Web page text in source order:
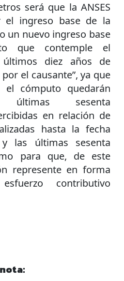
será que la ANSES
el ingreso base de la
un nuevo ingreso base
que contemple el
diez años de
el causante”, ya que
cómputo quedarán
sesenta
en relación de
hasta la fecha
las últimas sesenta
para que, de este
represente en forma
contributivo